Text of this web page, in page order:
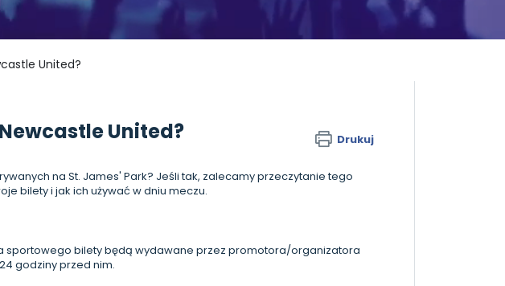
United?
United? Drukuj
na St. James' Park? Jeśli tak, zalecamy przeczytanie tego
bilety i jak ich używać w dniu meczu.
sportowego bilety będą wydawane przez promotora/organizatora
godziny przed nim.